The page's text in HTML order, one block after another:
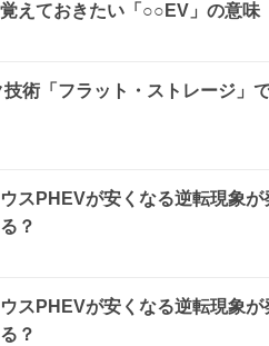
えておきたい「○○EV」の意味
術「フラット・ストレージ」
スPHEVが安くなる逆転現象
？
スPHEVが安くなる逆転現象
？